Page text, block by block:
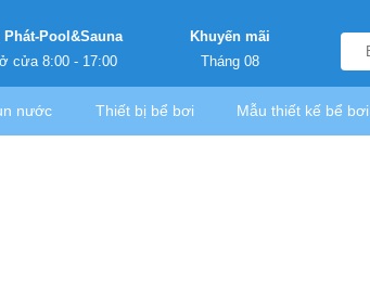
Phát-Pool&Sauna
cửa 8:00 - 17:00
Khuyến mãi
Tháng 08
nước Thiết bị bể bơi Mẫu thiết kế bể bơi